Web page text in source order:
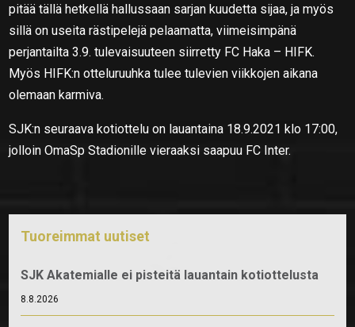
pitää tällä hetkellä hallussaan sarjan kuudetta sijaa, ja myös
sillä on useita rästipelejä pelaamatta, viimeisimpänä
perjantailta 3.9. tulevaisuuteen siirretty FC Haka – HIFK.
Myös HIFK:n otteluruuhka tulee tulevien viikkojen aikana
olemaan karmiva.
SJK:n seuraava kotiottelu on lauantaina 18.9.2021 klo 17:00,
jolloin OmaSp Stadionille vieraaksi saapuu FC Inter.
Tuoreimmat uutiset
SJK Akatemialle ei pisteitä lauantain kotiottelusta
8.8.2026